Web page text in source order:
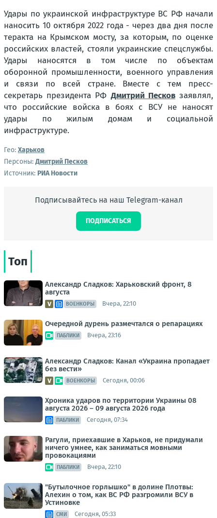
Удары по украинской инфраструктуре ВС РФ начали
наносить 10 октября 2022 года - через два дня после
теракта на Крымском мосту, за которым, по оценке
российских властей, стояли украинские спецслужбы.
Удары наносятся в том числе по объектам
оборонной промышленности, военного управления
и связи по всей стране. Вместе с тем пресс-
секретарь президента РФДмитрий Песковзаявлял,
что российские войска в боях с ВСУ не наносят
удары по жилым домам и социальной
инфраструктуре.
Гео: Харьков
Персоны: Дмитрий Песков
Источник: РИА Новости
Подписывайтесь на наш Telegram-канал
ПОДПИСАТЬСЯ
Топ
Александр Сладков: Харьковский фронт, 8
августа
ВОЕНКОРЫ Вчера, 22:10
Очередной дурень размечтался о репарациях
ПАБЛИКИ Вчера, 23:16
Александр Сладков: Канал «Украина пропадает
без вести»
ВОЕНКОРЫ Сегодня, 00:06
Хроника ударов по территории Украины 08
августа 2026 – 09 августа 2026 года
ПАБЛИКИ Сегодня, 07:34
Рагули, приехавшие в Харьков, не придумали
ничего умнее, как заниматься мовными
провокациями
ПАБЛИКИ Вчера, 22:10
"Бутылочное горлышко" в долине Плотвы:
Алехин о том, как ВС РФ разгромили ВСУ в
Устиновке
СМИ Сегодня, 05:33